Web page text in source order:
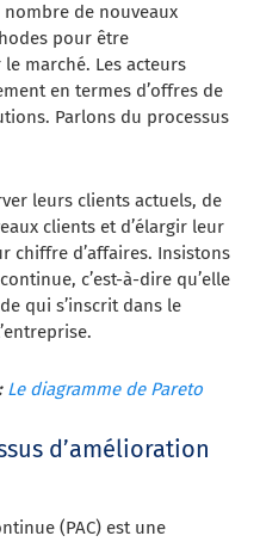
de nouveaux
pour être
marché. Les acteurs
en termes d’offres de
Parlons du processus
leurs clients actuels, de
clients et d’élargir leur
chiffre d’affaires. Insistons
c’est-à-dire qu’elle
qui s’inscrit dans le
Le diagramme de Pareto
d’amélioration
(PAC) est une